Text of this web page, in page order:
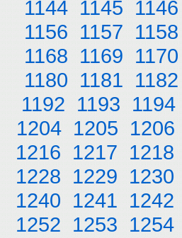
1144 1145 1146
1156 1157 1158
1168 1169 1170
1180 1181 1182
1192 1193 1194
1204 1205 1206
1216 1217 1218
1228 1229 1230
1240 1241 1242
1252 1253 1254